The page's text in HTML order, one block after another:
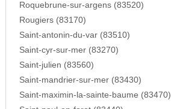
Roquebrune-sur-argens (83520)
Rougiers (83170)
Saint-antonin-du-var (83510)
Saint-cyr-sur-mer (83270)
Saint-julien (83560)
Saint-mandrier-sur-mer (83430)
Saint-maximin-la-sainte-baume (83470)